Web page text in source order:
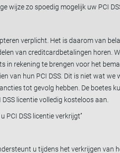
wijze zo spoedig mogelijk uw PCI
verplicht. Het is daarom van
van creditcardbetalingen horen.
rekening te brengen voor het
van hun PCI DSS. Dit is niet wat we
tot gevolg hebben. De boetes
licentie volledig kosteloos aan.
DSS licentie verkrijgt’’
u tijdens het verkrijgen van